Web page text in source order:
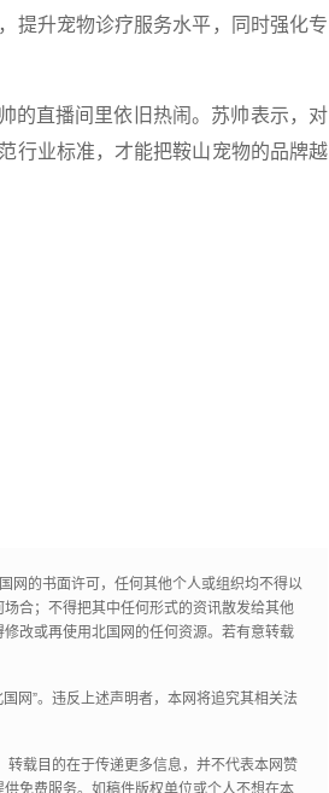
提升宠物诊疗服务水平，同时强化专
直播间里依旧热闹。苏帅表示，对
行业标准，才能把鞍山宠物的品牌越
网的书面许可，任何其他个人或组织均不得以
合；不得把其中任何形式的资讯散发给其他
改或再使用北国网的任何资源。若有意转载
网”。违反上述声明者，本网将追究其相关法
转载目的在于传递更多信息，并不代表本网赞
免费服务。如稿件版权单位或个人不想在本